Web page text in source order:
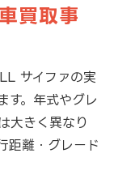
買取事
サイファの実
す。年式やグレ
大きく異なり
距離・グレード